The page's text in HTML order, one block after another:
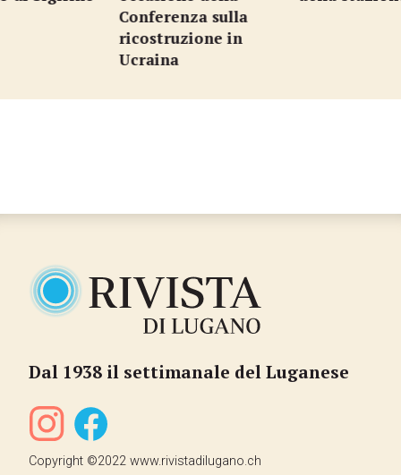
Conferenza sulla
ricostruzione in
Ucraina
Dal 1938 il settimanale del Luganese
Copyright ©2022 www.rivistadilugano.ch